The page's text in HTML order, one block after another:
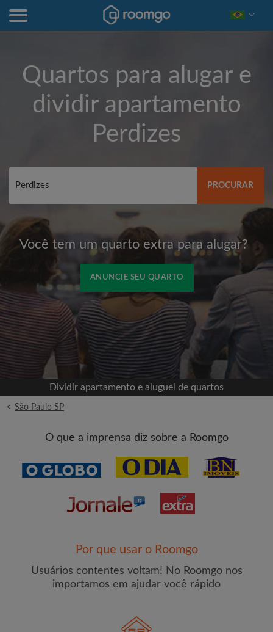
Quartos para alugar e
dividir apartamento
Perdizes
PROCURAR
Você tem um quarto extra para alugar?
ANUNCIE SEU QUARTO
Cadastrar-se com o Facebook
Jamais publicaremos na sua linha do tempo sem
sua permissão
OU
Dividir apartamento e aluguel de quartos
< São Paulo SP
O que a imprensa diz sobre a Roomgo
Por que usar o Roomgo
Usuários contentes voltam! No Roomgo nos
importamos em ajudar você rápido